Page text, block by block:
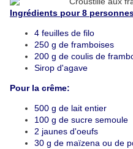
Ingrédients pour 8
4 feuilles de filo
250 g de framboises
200 g de coulis de
Sirop d'agave
Pour la crême:
500 g de lait entier
100 g de sucre semoule
2 jaunes d'oeufs
30 g de maïzena ou de